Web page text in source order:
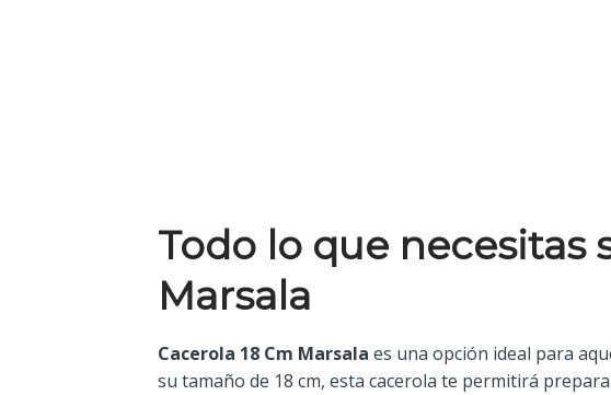
Todo lo que necesitas
Marsala
Cacerola 18 Cm Marsala es una opción ideal para
su tamaño de 18 cm, esta cacerola te permitirá